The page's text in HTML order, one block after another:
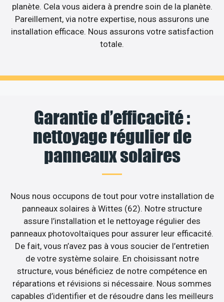
planète. Cela vous aidera à prendre soin de la planète.
Pareillement, via notre expertise, nous assurons une
installation efficace. Nous assurons votre satisfaction
totale.
Garantie d’efficacité :
nettoyage régulier de
panneaux solaires
Nous nous occupons de tout pour votre installation de
panneaux solaires à Wittes (62). Notre structure
assure l’installation et le nettoyage régulier des
panneaux photovoltaïques pour assurer leur efficacité.
De fait, vous n’avez pas à vous soucier de l’entretien
de votre système solaire. En choisissant notre
structure, vous bénéficiez de notre compétence en
réparations et révisions si nécessaire. Nous sommes
capables d’identifier et de résoudre dans les meilleurs